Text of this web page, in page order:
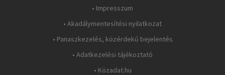
• Impresszum
• Akadálymentesítési nyilatkozat
• Panaszkezelés, közérdekű bejelentés
• Adatkezelési tájékoztató
• Közadat.hu